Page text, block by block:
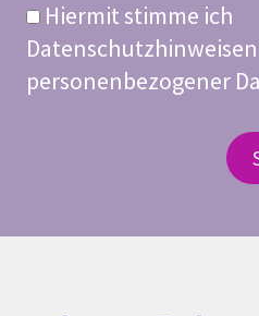
C
o
n
s
Hiermit stimme ich
personenbezogener